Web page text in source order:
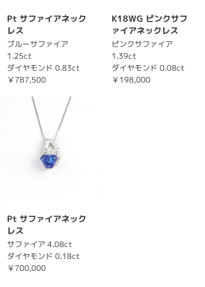
Pt サファイアネック
レス
ブルーサファイア
1.25ct
ダイヤモンド 0.83ct
￥787,500
K18WG ピンクサフ
ァイアネックレス
ピンクサファイア
1.39ct
ダイヤモンド 0.08ct
￥198,000
Pt サファイアネック
レス
サファイア 4.08ct
ダイヤモンド 0.18ct
￥700,000